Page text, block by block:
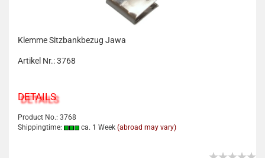
Klemme Sitzbankbezug Jawa
Artikel Nr.: 3768
DETAILS
Product No.: 3768
Shippingtime:
ca. 1 Week (abroad may vary)